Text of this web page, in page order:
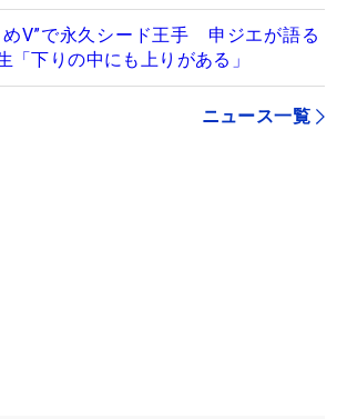
めV”で永久シード王手 申ジエが語る
「下りの中にも上りがある」
ニュース一覧